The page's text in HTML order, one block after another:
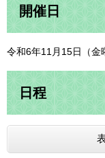
開催日
令和6年11月15日（金
日程